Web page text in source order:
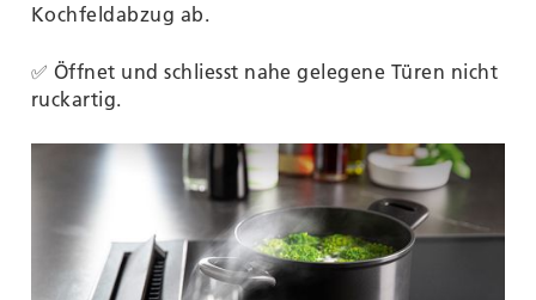
Kochfeldabzug ab.
✅ Öffnet und schliesst nahe gelegene Türen nicht
ruckartig.